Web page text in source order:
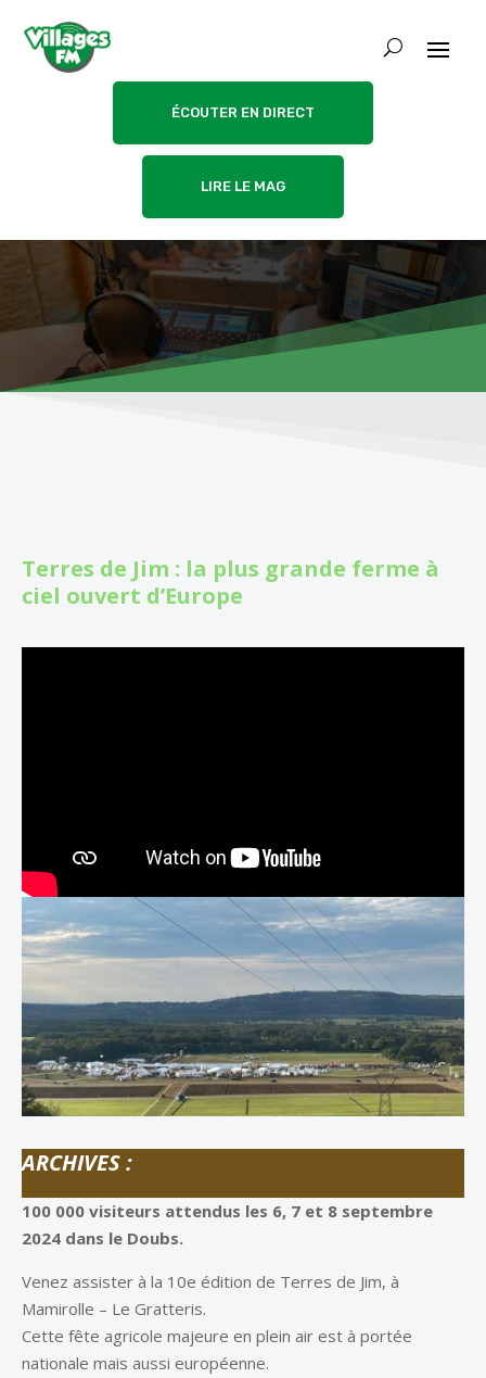
ÉCOUTER EN DIRECT
LIRE LE MAG
Terres de Jim : la plus grande ferme à
ciel ouvert d’Europe
ARCHIVES :
100 000 visiteurs attendus les 6, 7 et 8 septembre
2024 dans le Doubs.
Venez assister à la 10e édition de Terres de Jim, à
Mamirolle – Le Gratteris.
Cette fête agricole majeure en plein air est à portée
nationale mais aussi européenne.